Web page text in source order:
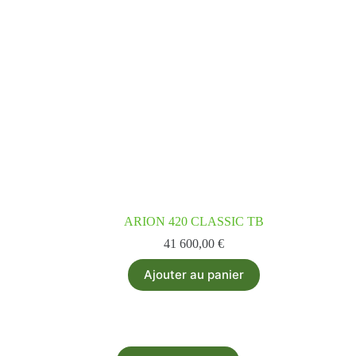
ARION 420 CLASSIC TB
41 600,00 €
Ajouter au panier